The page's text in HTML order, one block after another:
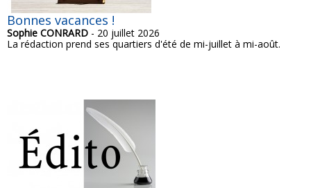
Bonnes vacances !
Sophie CONRARD - 20 juillet 2026
La rédaction prend ses quartiers d'été de mi-juillet à mi-août.